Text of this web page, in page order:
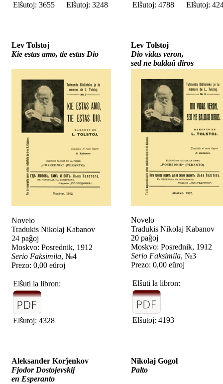
Elŝutoj: 3655 Elŝutoj: 3248 Elŝutoj: 4788 Elŝutoj:
Lev Tolstoj
Kie estas amo, tie estas Dio
Novelo
Tradukis Nikolaj Kabanov
24 paĝoj
Moskvo: Posrednik, 1912
Serio Faksimila, №4
Prezo: 0,00 eŭroj
Elŝuti la libron:
Elŝutoj: 4328
Lev Tolstoj
Dio vidas veron,
sed ne baldaŭ diros
Novelo
Tradukis Nikolaj Kabanov
20 paĝoj
Moskvo: Posrednik, 1912
Serio Faksimila, №3
Prezo: 0,00 eŭroj
Elŝuti la libron:
Elŝutoj: 4193
Aleksander Korĵenkov
Fjodor Dostojevskij
en Esperanto
Nikolaj Gogol
Palto